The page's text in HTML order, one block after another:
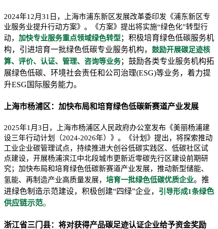
2024年12月31日，上海市浦东新区发展改革委印发《浦东新区专
业服务业提升行动方案》。《方案》提出将实施“绿色化”转型行
动， 加快专业服务重点领域绿色转型 ；积极培育绿色低碳服务机
构，引进培育一批绿色低碳专业服务机构， 鼓励开展碳足迹核
算、评价、认证、管理、咨询等业务；鼓励各类专业服务机构拓
展绿色低碳、环境社会责任和公司治理(ESG)等业务，着力提
升ESG国际服务能力。
上海市杨浦区：加快布局和培育绿色低碳新赛道产业发展
2025年1月3日，上海市杨浦区人民政府办公室发布《美丽杨浦建
设三年行动计划（2024-2026年）》。《计划》提出，将探索推动
工业企业碳管理试点，持续推进大创谷低碳实践区、低碳社区试
点建设，开展杨浦滨江中北段城市更新近零碳先行区建设前期研
究；加快布局和培育绿色低碳新赛道产业发展，推动新型储能、
氢能、再制造产业高质量发展， 培育一批绿色低碳优质企业。推
进绿色制造示范建设，积极创建“四绿”企业， 引导形成1条绿色
供应链示范。
浙江省三门县：将对获得产品碳足迹认证企业给予资金奖励